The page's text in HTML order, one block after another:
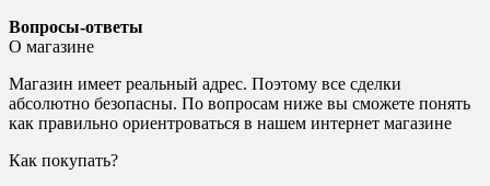
Вопросы-ответы
О магазине
Магазин имеет реальный адрес. Поэтому все сделки
абсолютно безопасны. По вопросам ниже вы сможете понять
как правильно ориентроваться в нашем интернет магазине
Как покупать?